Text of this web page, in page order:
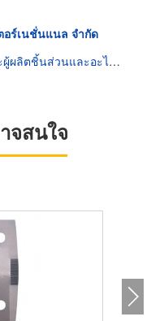
ร์เนชั่นแนล จำกัด
ตชิ้นส่วนและอะไหล่รถยนต์
จสนใจ